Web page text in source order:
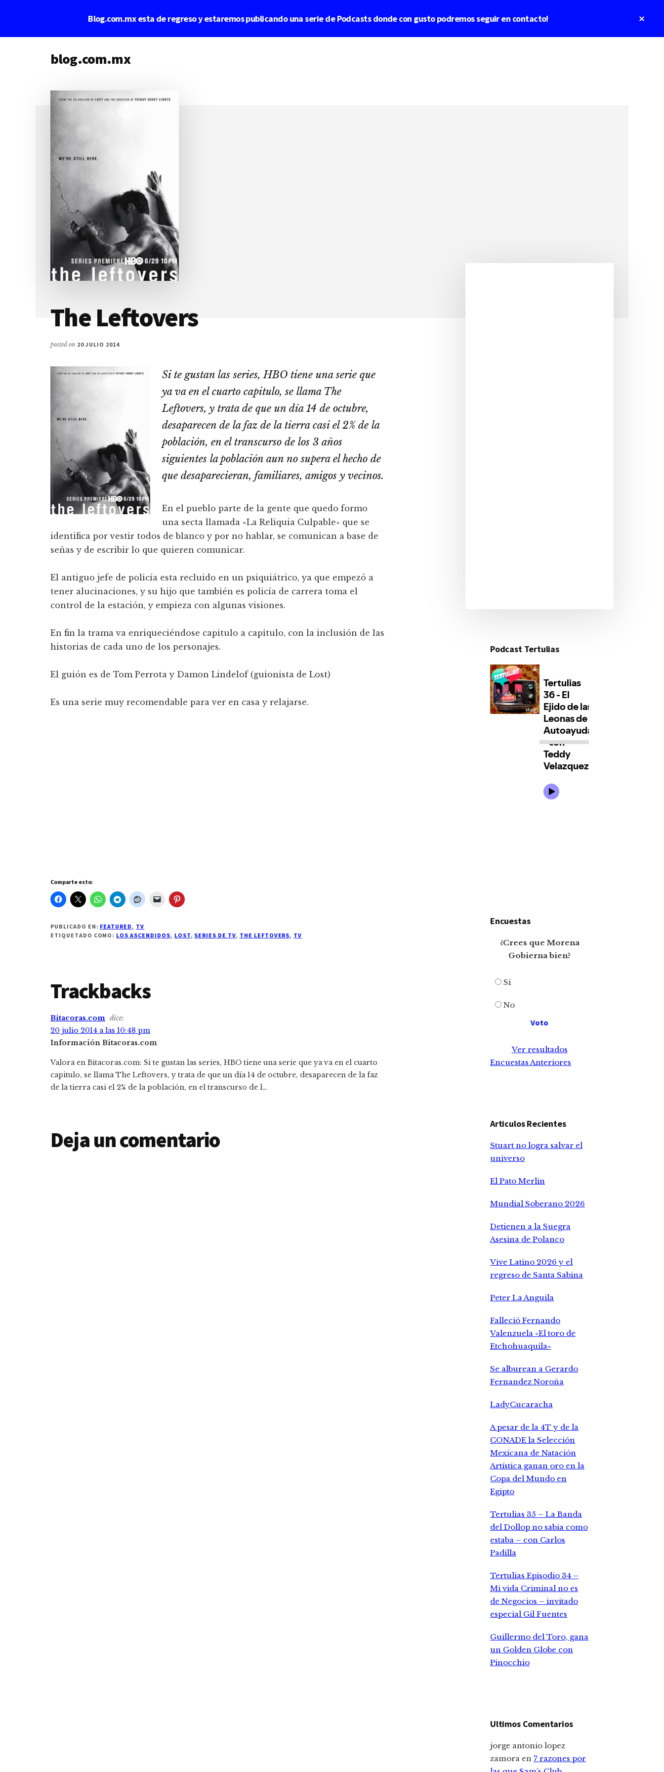
Blog.com.mx esta de regreso y estaremos publicando una serie de Podcasts donde con gusto podremos seguir en contacto!
Additionalblog.com.mx
blogs
The Leftovers
posted on 20 JULIO 2014
Si te gustan las series, HBO tiene una serie que
ya va en el cuarto capitulo, se llama The
Leftovers, y trata de que un día 14 de octubre,
desaparecen de la faz de la tierra casi el 2% de la
población, en el transcurso de los 3 años
siguientes la población aun no supera el hecho de
que desaparecieran, familiares, amigos y vecinos.
En el pueblo parte de la gente que quedo formo
una secta llamada «La Reliquia Culpable» que se
identifica por vestir todos de blanco y por no hablar, se comunican a base de
señas y de escribir lo que quieren comunicar.
El antiguo jefe de policía esta recluido en un psiquiátrico, ya que empezó a
tener alucinaciones, y su hijo que también es policía de carrera toma el
control de la estación, y empieza con algunas visiones.
En fin la trama va enriqueciéndose capitulo a capitulo, con la inclusión de las
historias de cada uno de los personajes.
El guión es de Tom Perrota y Damon Lindelof (guionista de Lost)
Es una serie muy recomendable para ver en casa y relajarse.
Comparte esto:
PUBLICADO EN: FEATURED, TV
ETIQUETADO COMO: LOS ASCENDIDOS, LOST, SERIES DE TV, THE LEFTOVERS, TV
Interacciones
con
los
lectores
Trackbacks
Bitacoras.com dice:
20 julio 2014 a las 10:48 pm
Información Bitacoras.com
Valora en Bitacoras.com: Si te gustan las series, HBO tiene una serie que ya va en el cuarto
capitulo, se llama The Leftovers, y trata de que un día 14 de octubre, desaparecen de la faz
de la tierra casi el 2% de la población, en el transcurso de l…
Deja un comentario
Podcast Tertulias
Encuestas
¿Crees que Morena
Gobierna bien?
Si
No
Ver resultados
Encuestas Anteriores
Articulos Recientes
Stuart no logra salvar el
universo
El Pato Merlin
Mundial Soberano 2026
Detienen a la Suegra
Asesina de Polanco
Vive Latino 2026 y el
regreso de Santa Sabina
Peter La Anguila
Falleció Fernando
Valenzuela «El toro de
Etchohuaquila»
Se alburean a Gerardo
Fernandez Noroña
LadyCucaracha
A pesar de la 4T y de la
CONADE la Selección
Mexicana de Natación
Artística ganan oro en la
Copa del Mundo en
Egipto
Tertulias 35 – La Banda
del Dollop no sabia como
estaba – con Carlos
Padilla
Tertulias Episodio 34 –
Mi vida Criminal no es
de Negocios – invitado
especial Gil Fuentes
Guillermo del Toro, gana
un Golden Globe con
Pinocchio
Ultimos Comentarios
jorge antonio lopez
zamora en 7 razones por